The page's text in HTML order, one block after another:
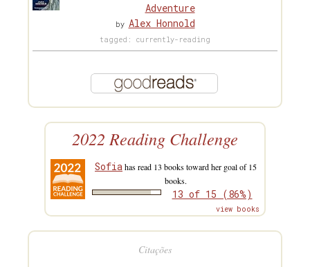
Adventure
by Alex Honnold
tagged: currently-reading
2022 Reading Challenge
Sofiahas read 13 books toward her goal of 15
books.
13 of 15 (86%)
view books
Citações